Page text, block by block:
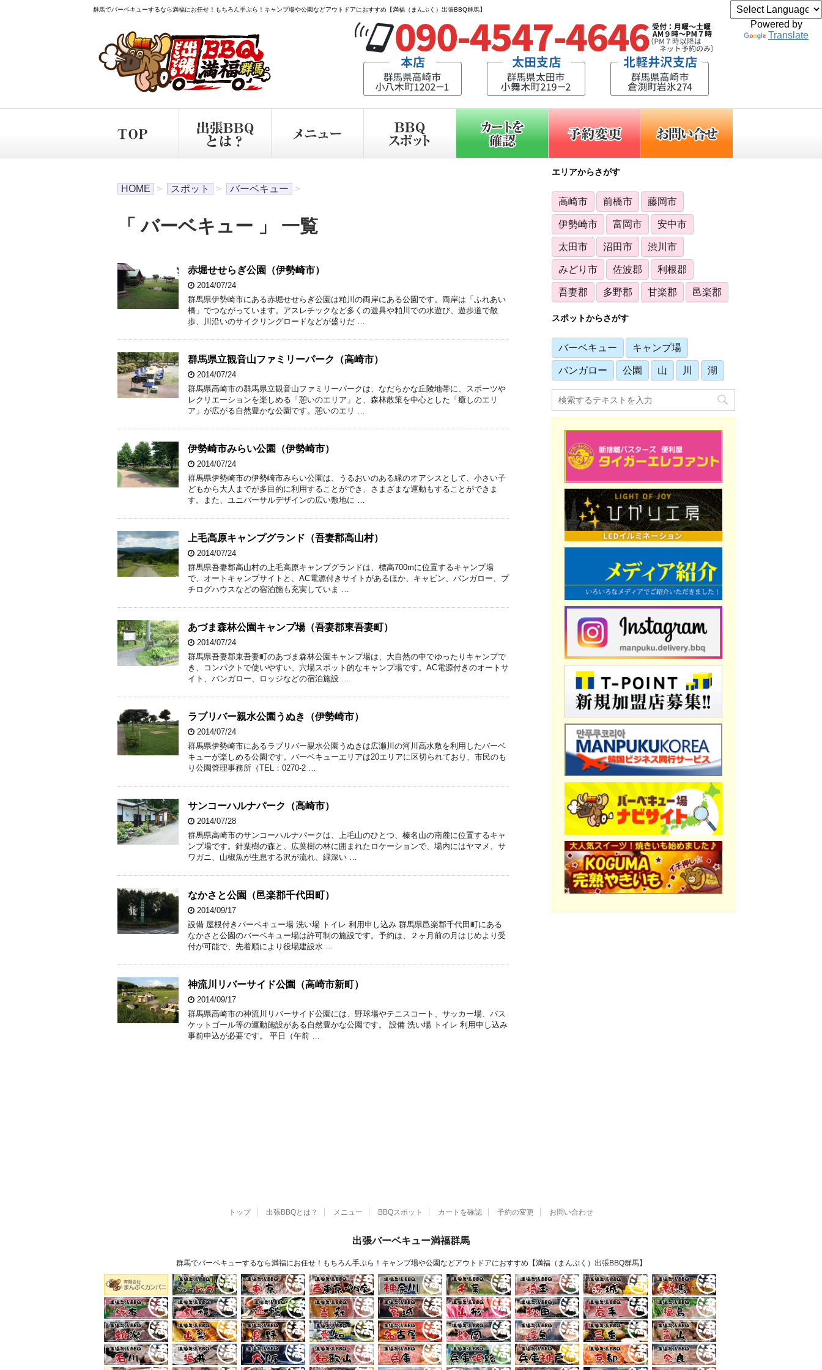
Powered by
Translate
群馬でバーベキューするなら満福にお任せ！もちろん手ぶら！キャンプ場や公園などアウトドアにおすすめ【満福（まんぷく）出張BBQ群馬】
HOME > スポット > バーベキュー >
「 バーベキュー 」 一覧
赤堀せせらぎ公園（伊勢崎市）
2014/07/24
群馬県伊勢崎市にある赤堀せせらぎ公園は粕川の両岸にある公園です。両岸は「ふれあい
橋」でつながっています。アスレチックなど多くの遊具や粕川での水遊び、遊歩道で散
歩、川沿いのサイクリングロードなどが盛りだ …
群馬県立観音山ファミリーパーク（高崎市）
2014/07/24
群馬県高崎市の群馬県立観音山ファミリーパークは、なだらかな丘陵地帯に、スポーツや
レクリエーションを楽しめる「憩いのエリア」と、森林散策を中心とした「癒しのエリ
ア」が広がる自然豊かな公園です。憩いのエリ …
伊勢崎市みらい公園（伊勢崎市）
2014/07/24
群馬県伊勢崎市の伊勢崎市みらい公園は、うるおいのある緑のオアシスとして、小さい子
どもから大人までが多目的に利用することができ、さまざまな運動もすることができま
す。また、ユニバーサルデザインの広い敷地に …
上毛高原キャンプグランド（吾妻郡高山村）
2014/07/24
群馬県吾妻郡高山村の上毛高原キャンプグランドは、標高700mに位置するキャンプ場
で、オートキャンプサイトと、AC電源付きサイトがあるほか、キャビン、バンガロー、プ
チログハウスなどの宿泊施も充実していま …
あづま森林公園キャンプ場（吾妻郡東吾妻町）
2014/07/24
群馬県吾妻郡東吾妻町のあづま森林公園キャンプ場は、大自然の中でゆったりキャンプで
き、コンパクトで使いやすい、穴場スポット的なキャンプ場です。AC電源付きのオートサ
イト、バンガロー、ロッジなどの宿泊施設 …
ラブリバー親水公園うぬき（伊勢崎市）
2014/07/24
群馬県伊勢崎市にあるラブリバー親水公園うぬきは広瀬川の河川高水敷を利用したバーベ
キューが楽しめる公園です。バーベキューエリアは20エリアに区切られており、市民のも
り公園管理事務所（TEL：0270-2 …
サンコーハルナパーク（高崎市）
2014/07/28
群馬県高崎市のサンコーハルナパークは、上毛山のひとつ、榛名山の南麓に位置するキャ
ンプ場です。針葉樹の森と、広葉樹の林に囲まれたロケーションで、場内にはヤマメ、サ
ワガニ、山椒魚が生息する沢が流れ、緑深い …
なかさと公園（邑楽郡千代田町）
2014/09/17
設備 屋根付きバーベキュー場 洗い場 トイレ 利用申し込み 群馬県邑楽郡千代田町にある
なかさと公園のバーベキュー場は許可制の施設です。予約は、２ヶ月前の月はじめより受
付が可能で、先着順により役場建設水 …
神流川リバーサイド公園（高崎市新町）
2014/09/17
群馬県高崎市の神流川リバーサイド公園には、野球場やテニスコート、サッカー場、バス
ケットゴール等の運動施設がある自然豊かな公園です。 設備 洗い場 トイレ 利用申し込み
事前申込が必要です。 平日（午前 …
エリアからさがす
高崎市 前橋市 藤岡市
伊勢崎市 富岡市 安中市
太田市 沼田市 渋川市
みどり市 佐波郡 利根郡
吾妻郡 多野郡 甘楽郡 邑楽郡
スポットからさがす
バーベキュー キャンプ場
バンガロー 公園 山 川 湖
トップ 出張BBQとは？ メニュー BBQスポット カートを確認 予約の変更 お問い合わせ
出張バーベキュー満福群馬
群馬でバーベキューするなら満福にお任せ！もちろん手ぶら！キャンプ場や公園などアウトドアにおすすめ【満福（まんぷく）出張BBQ群馬】